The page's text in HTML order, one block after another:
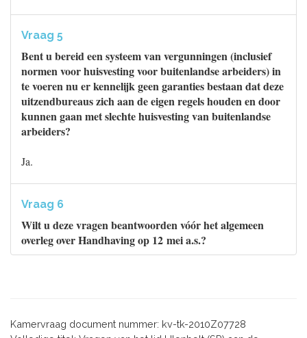
Vraag 5
Bent u bereid een systeem van vergunningen (inclusief
normen voor huisvesting voor buitenlandse arbeiders) in
te voeren nu er kennelijk geen garanties bestaan dat deze
uitzendbureaus zich aan de eigen regels houden en door
kunnen gaan met slechte huisvesting van buitenlandse
arbeiders?
Ja.
Vraag 6
Wilt u deze vragen beantwoorden vóór het algemeen
overleg over Handhaving op 12 mei a.s.?
Kamervraag document nummer: kv-tk-2010Z07728